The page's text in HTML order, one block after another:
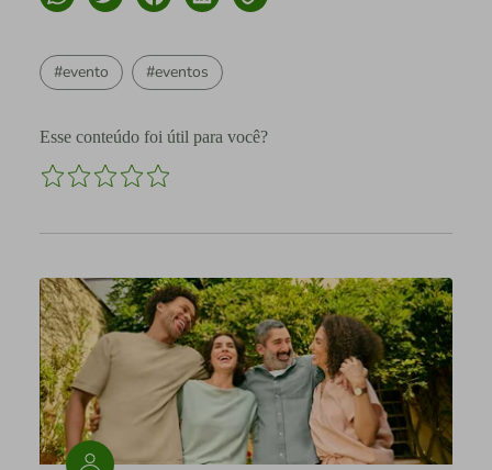
#evento #eventos
Esse conteúdo foi útil para você?